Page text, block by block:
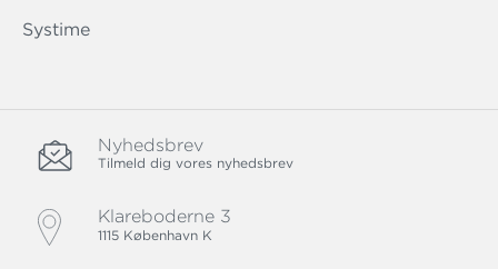
Systime
Nyhedsbrev
Tilmeld dig vores nyhedsbrev
Klareboderne 3
1115 København K